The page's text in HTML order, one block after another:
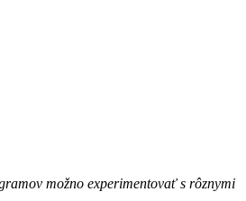
možno experimentovať s rôznymi